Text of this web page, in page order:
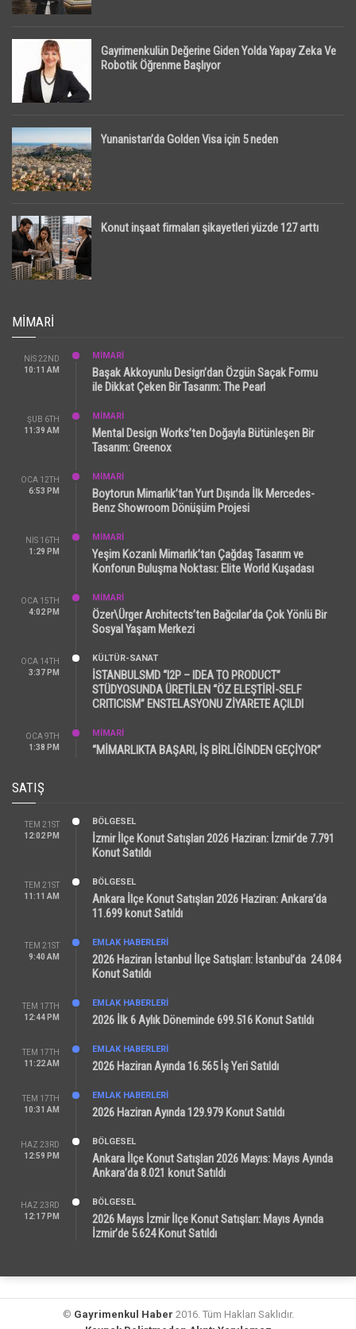
Gayrimenkulün Değerine Giden Yolda Yapay Zeka Ve
Robotik Öğrenme Başlıyor
Yunanistan’da Golden Visa için 5 neden
Konut inşaat firmaları şikayetleri yüzde 127 arttı
MIMARI
NIS 22ND
10:11 AM
MİMARİ
Başak Akkoyunlu Design’dan Özgün Saçak Formu
ile Dikkat Çeken Bir Tasarım: The Pearl
ŞUB 6TH
11:39 AM
MİMARİ
Mental Design Works’ten Doğayla Bütünleşen Bir
Tasarım: Greenox
OCA 12TH
6:53 PM
MİMARİ
Boytorun Mimarlık’tan Yurt Dışında İlk Mercedes-
Benz Showroom Dönüşüm Projesi
NIS 16TH
1:29 PM
MİMARİ
Yeşim Kozanlı Mimarlık’tan Çağdaş Tasarım ve
Konforun Buluşma Noktası: Elite World Kuşadası
OCA 15TH
4:02 PM
MİMARİ
Özer\Ürger Architects’ten Bağcılar’da Çok Yönlü Bir
Sosyal Yaşam Merkezi
OCA 14TH
3:37 PM
KÜLTÜR-SANAT
İSTANBULSMD “I2P – IDEA TO PRODUCT”
STÜDYOSUNDA ÜRETİLEN “ÖZ ELEŞTİRİ-SELF
CRITICISM” ENSTELASYONU ZİYARETE AÇILDI
OCA 9TH
1:38 PM
MİMARİ
“MİMARLIKTA BAŞARI, İŞ BİRLİĞİNDEN GEÇİYOR”
SATIŞ
TEM 21ST
12:02 PM
BÖLGESEL
İzmir İlçe Konut Satışları 2026 Haziran: İzmir’de 7.791
Konut Satıldı
TEM 21ST
11:11 AM
BÖLGESEL
Ankara İlçe Konut Satışları 2026 Haziran: Ankara’da
11.699 konut Satıldı
TEM 21ST
9:40 AM
EMLAK HABERLERI
2026 Haziran İstanbul İlçe Satışları: İstanbul’da 24.084
Konut Satıldı
TEM 17TH
12:44 PM
EMLAK HABERLERI
2026 İlk 6 Aylık Döneminde 699.516 Konut Satıldı
TEM 17TH
11:22 AM
EMLAK HABERLERI
2026 Haziran Ayında 16.565 İş Yeri Satıldı
TEM 17TH
10:31 AM
EMLAK HABERLERI
2026 Haziran Ayında 129.979 Konut Satıldı
HAZ 23RD
12:59 PM
BÖLGESEL
Ankara İlçe Konut Satışları 2026 Mayıs: Mayıs Ayında
Ankara’da 8.021 konut Satıldı
HAZ 23RD
12:17 PM
BÖLGESEL
2026 Mayıs İzmir İlçe Konut Satışları: Mayıs Ayında
İzmir’de 5.624 Konut Satıldı
© Gayrimenkul Haber 2016. Tüm Hakları Saklıdır.